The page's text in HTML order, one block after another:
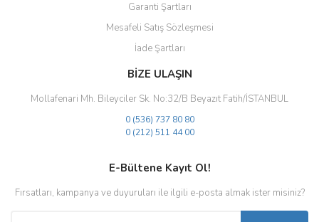
Garanti Şartları
Mesafeli Satış Sözleşmesi
İade Şartları
BİZE ULAŞIN
Mollafenari Mh. Bileyciler Sk. No:32/B Beyazıt Fatih/İSTANBUL
0 (536) 737 80 80
0 (212) 511 44 00
E-Bültene Kayıt Ol!
Fırsatları, kampanya ve duyuruları ile ilgili e-posta almak ister misiniz?